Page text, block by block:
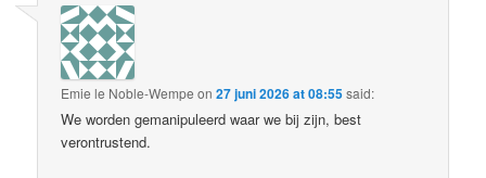
Emie le Noble-Wempe on27 juni 2026 at 08:55said:
We worden gemanipuleerd waar we bij zijn, best
verontrustend.